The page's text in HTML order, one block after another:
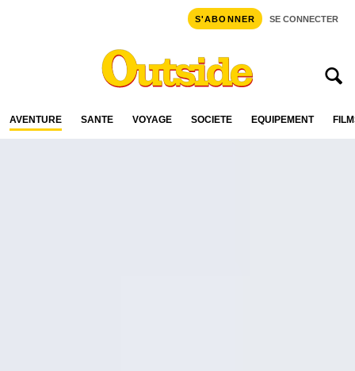
S'ABONNER SE CONNECTER
AVENTURE SANTÉ VOYAGE SOCIÉTÉ ÉQUIPEMENT